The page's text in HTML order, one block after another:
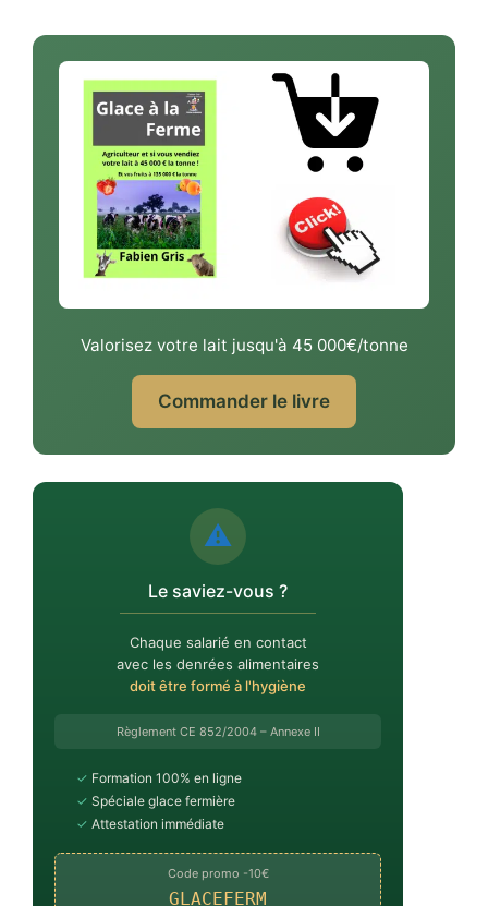
Valorisez votre lait jusqu'à 45 000€/tonne
Commander le livre
⚠️
Le saviez-vous ?
Chaque salarié en contact
avec les denrées alimentaires
doit être formé à l'hygiène
Règlement CE 852/2004 – Annexe II
✓ Formation 100% en ligne
✓ Spéciale glace fermière
✓ Attestation immédiate
Code promo -10€
GLACEFERM